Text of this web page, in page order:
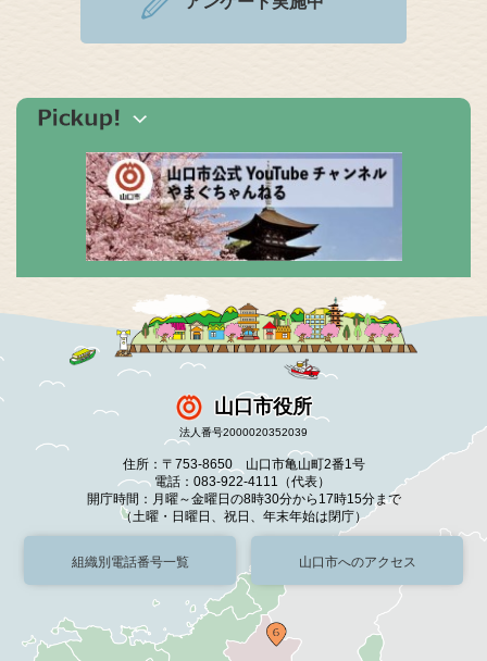
山口市役所
法人番号2000020352039
住所：〒753-8650 山口市亀山町2番1号
電話：083-922-4111（代表）
開庁時間：月曜～金曜日の8時30分から17時15分まで
（土曜・日曜日、祝日、年末年始は閉庁）
組織別電話番号一覧 山口市へのアクセス